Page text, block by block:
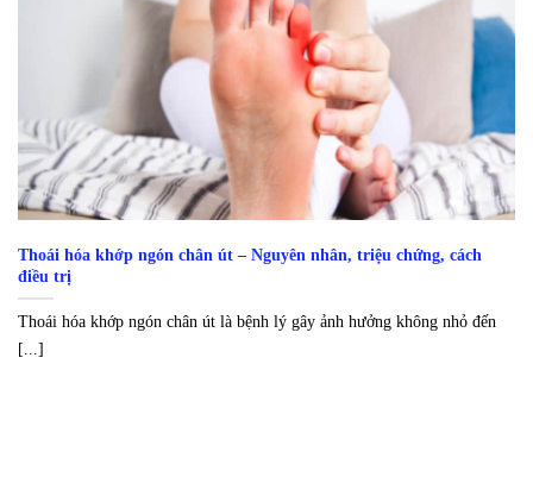
Thoái hóa khớp ngón chân út – Nguyên nhân, triệu chứng, cách
điều trị
Thoái hóa khớp ngón chân út là bệnh lý gây ảnh hưởng không nhỏ đến
[...]